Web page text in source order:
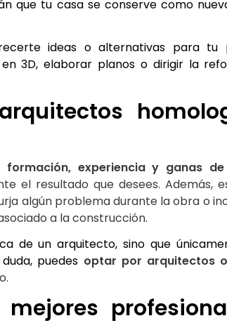
que tu casa se conserve como
ideas o alternativas para tu
3D, elaborar planos o dirigir la
formación, experiencia y ganas
el resultado que desees. Además,
algún problema durante la obra o
a la construcción.
de un arquitecto, sino que
puedes optar por arquitectos